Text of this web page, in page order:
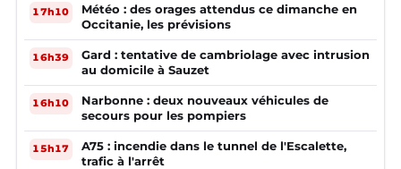
17h10
Météo : des orages attendus ce dimanche en
Occitanie, les prévisions
16h39
Gard : tentative de cambriolage avec intrusion
au domicile à Sauzet
16h10
Narbonne : deux nouveaux véhicules de
secours pour les pompiers
15h17
A75 : incendie dans le tunnel de l'Escalette,
trafic à l'arrêt